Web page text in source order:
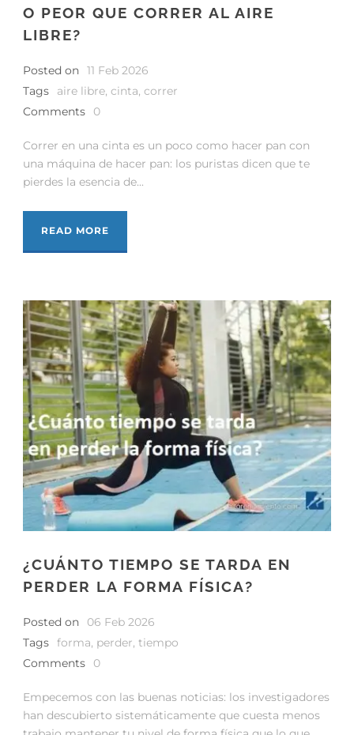
O PEOR QUE CORRER AL AIRE
LIBRE?
Posted on 11 Feb 2026
Tags
aire libre, cinta, correr
Comments
0
Correr en una cinta es un poco como hacer pan con
una máquina de hacer pan: los puristas dicen que te
pierdes la esencia de...
READ MORE
¿CUÁNTO TIEMPO SE TARDA EN
PERDER LA FORMA FÍSICA?
Posted on
06 Feb 2026
Tags forma, perder, tiempo
Comments
0
Empecemos con las buenas noticias: los investigadores
han descubierto sistemáticamente que cuesta menos